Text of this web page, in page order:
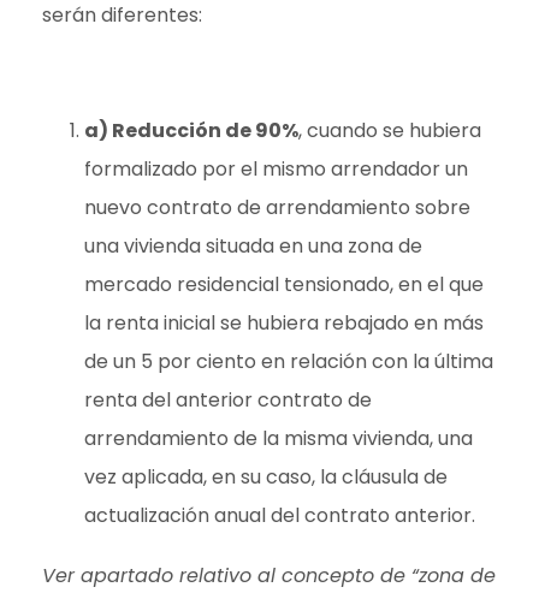
serán diferentes:
a) Reducción de 90%, cuando se hubiera
formalizado por el mismo arrendador un
nuevo contrato de arrendamiento sobre
una vivienda situada en una zona de
mercado residencial tensionado, en el que
la renta inicial se hubiera rebajado en más
de un 5 por ciento en relación con la última
renta del anterior contrato de
arrendamiento de la misma vivienda, una
vez aplicada, en su caso, la cláusula de
actualización anual del contrato anterior.
Ver apartado relativo al concepto de “zona de